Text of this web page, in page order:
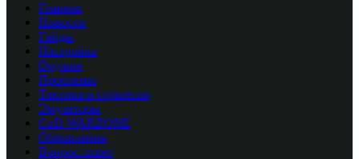
Главная
Новости
Гайды
Настройка
Оружие
Проблемы
Тактика и стратегия
Эмуляторы
CоD WARZONE
Обновления
Вопрос-ответ